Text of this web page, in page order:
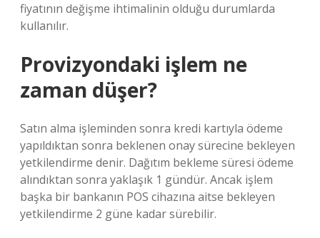
fiyatının değişme ihtimalinin olduğu durumlarda
kullanılır.
Provizyondaki işlem ne
zaman düşer?
Satın alma işleminden sonra kredi kartıyla ödeme
yapıldıktan sonra beklenen onay sürecine bekleyen
yetkilendirme denir. Dağıtım bekleme süresi ödeme
alındıktan sonra yaklaşık 1 gündür. Ancak işlem
başka bir bankanın POS cihazına aitse bekleyen
yetkilendirme 2 güne kadar sürebilir.